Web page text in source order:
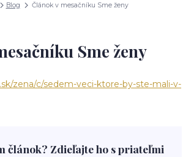
Blog Článok v mesačníku Sme ženy
Sme ženy
zena/c/sedem-veci-ktore-by-ste-mali-v-
článok? Zdieľajte ho s priateľmi